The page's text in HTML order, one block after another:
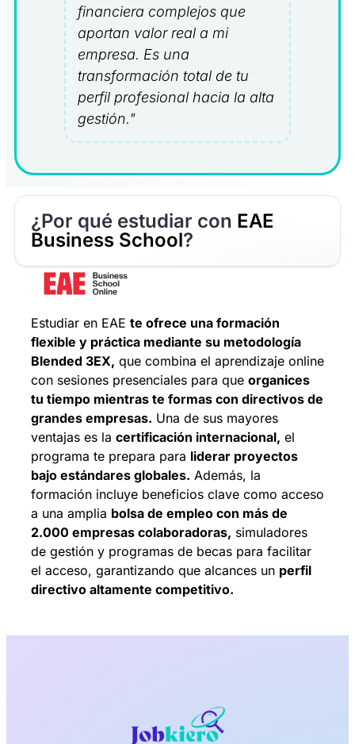
financiera complejos que
aportan valor real a mi
empresa. Es una
transformación total de tu
perfil profesional hacia la alta
gestión."
¿Por qué estudiar con EAE
Business School?
Estudiar en EAE te ofrece una formación
flexible y práctica mediante su metodología
Blended 3EX, que combina el aprendizaje online
con sesiones presenciales para que organices
tu tiempo mientras te formas con directivos de
grandes empresas. Una de sus mayores
ventajas es la certificación internacional, el
programa te prepara para liderar proyectos
bajo estándares globales. Además, la
formación incluye beneficios clave como acceso
a una amplia bolsa de empleo con más de
2.000 empresas colaboradoras, simuladores
de gestión y programas de becas para facilitar
el acceso, garantizando que alcances un perfil
directivo altamente competitivo.